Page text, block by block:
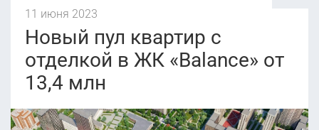
11 июня 2023
Новый пул квартир с
отделкой в ЖК «Balance» от
13,4 млн